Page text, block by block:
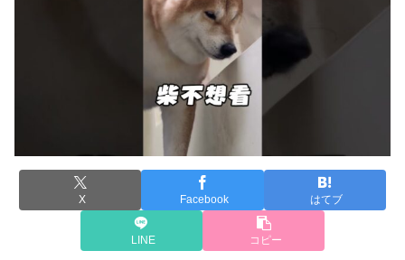
X Facebook はてブ
LINE コピー